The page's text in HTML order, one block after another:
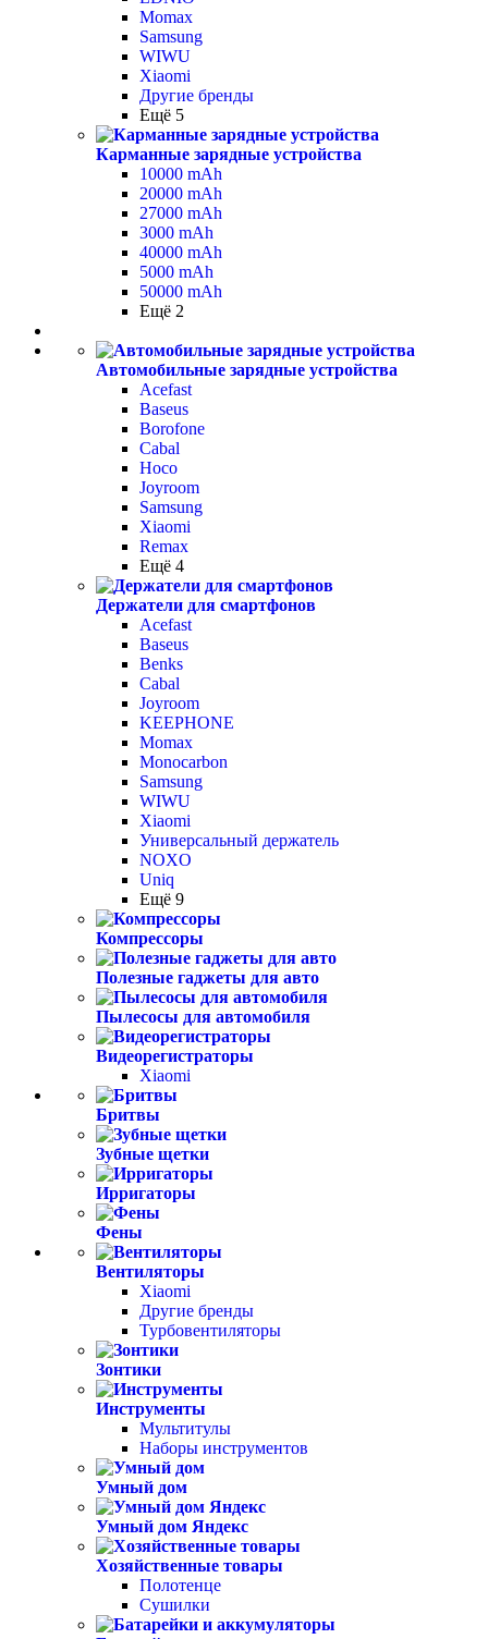
Momax
Samsung
WIWU
Xiaomi
Другие бренды
Ещё 5
Карманные зарядные устройства
10000 mAh
20000 mAh
27000 mAh
3000 mAh
40000 mAh
5000 mAh
50000 mAh
Ещё 2
Автомобильные зарядные устройства
Acefast
Baseus
Borofone
Cabal
Hoco
Joyroom
Samsung
Xiaomi
Remax
Ещё 4
Держатели для смартфонов
Acefast
Baseus
Benks
Cabal
Joyroom
KEEPHONE
Momax
Monocarbon
Samsung
WIWU
Xiaomi
Универсальный держатель
NOXO
Uniq
Ещё 9
Компрессоры
Полезные гаджеты для авто
Пылесосы для автомобиля
Видеорегистраторы
Xiaomi
Бритвы
Зубные щетки
Ирригаторы
Фены
Вентиляторы
Xiaomi
Другие бренды
Турбовентиляторы
Зонтики
Инструменты
Мультитулы
Наборы инструментов
Умный дом
Умный дом Яндекс
Хозяйственные товары
Полотенце
Сушилки